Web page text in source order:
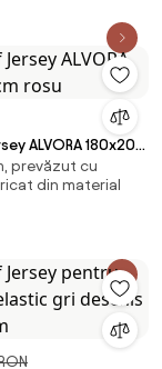
ALVORA 180x200
prevăzut cu
din material